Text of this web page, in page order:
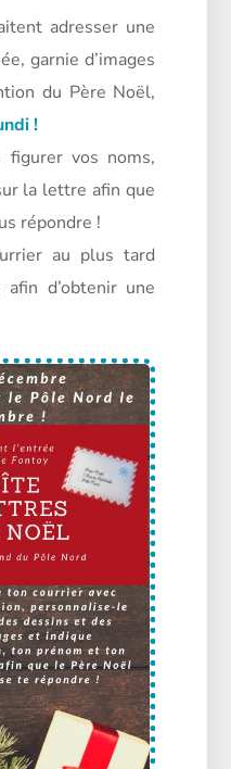
adresser une
garnie d’images
du Père Noël,
!
figurer vos noms,
la lettre afin que
répondre !
au plus tard
d’obtenir une